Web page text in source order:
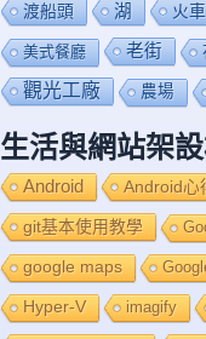
渡船頭 湖 火
美式餐廳 老街
觀光工廠 農場
生活與網站架
Android Android心
git基本使用教學
google maps
Hyper-V imagify